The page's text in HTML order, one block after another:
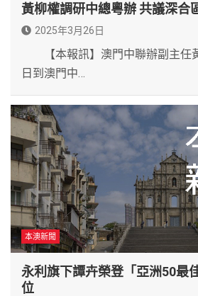
黃柳權調研中總粵辦 共議深合
2025年3月26日
【本報訊】澳門中聯辦副主任
日到澳門中…
本澳新聞
永利旗下譚卉榮登「亞洲50最
位